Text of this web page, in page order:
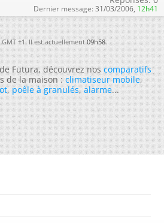
Dernier message: 31/03/2006, 12h41
+1. Il est actuellement09h58.
Futura, découvrez noscomparatifs
de la maison :climatiseur mobile,
,poêle à granulés,alarme...